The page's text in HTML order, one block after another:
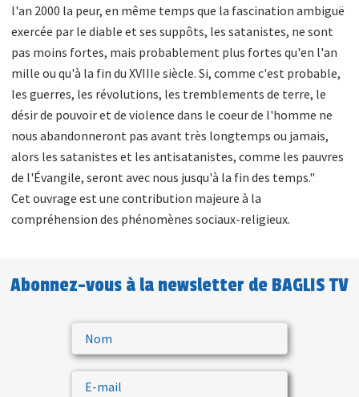
l'an 2000 la peur, en même temps que la fascination ambiguë
exercée par le diable et ses suppôts, les satanistes, ne sont
pas moins fortes, mais probablement plus fortes qu'en l'an
mille ou qu'à la fin du XVIIIe siècle. Si, comme c'est probable,
les guerres, les révolutions, les tremblements de terre, le
désir de pouvoir et de violence dans le coeur de l'homme ne
nous abandonneront pas avant très longtemps ou jamais,
alors les satanistes et les antisatanistes, comme les pauvres
de l'Évangile, seront avec nous jusqu'à la fin des temps."
Cet ouvrage est une contribution majeure à la
compréhension des phénomènes sociaux-religieux.
Abonnez-vous à la newsletter de BAGLIS TV